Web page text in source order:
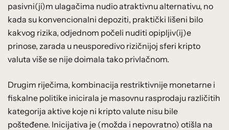
pasivni(ji)m ulagačima nudio atraktivnu alternativu, no
kada su konvencionalni depoziti, praktički lišeni bilo
kakvog rizika, odjednom počeli nuditi opipljiv(ij)e
prinose, zarada u neusporedivo rizičnijoj sferi kripto
valuta više se nije doimala tako privlačnom.
Drugim riječima, kombinacija restriktivnije monetarne i
fiskalne politike inicirala je masovnu rasprodaju različitih
kategorija aktive koje ni kripto valute nisu bile
pošteđene. Inicijativa je (možda i nepovratno) otišla na